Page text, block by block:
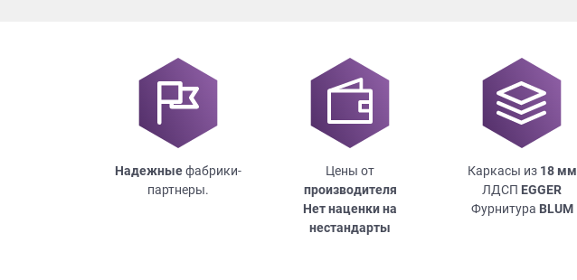
Надежныефабрики-
партнеры.
Цены от
производителя
Нет наценки на
нестандарты
Каркасы из 18мм
ЛДСП EGGER
Фурнитура BLUM